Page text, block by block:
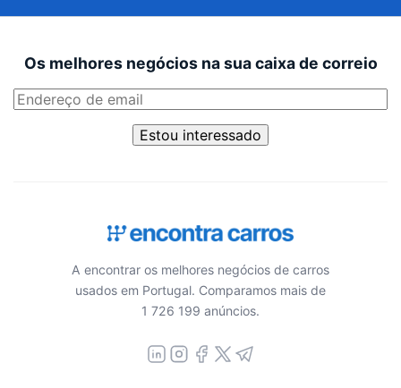
Os melhores negócios na sua caixa de correio
Estou interessado
A encontrar os melhores negócios de carros
usados em Portugal. Comparamos mais de
1 726 199 anúncios.